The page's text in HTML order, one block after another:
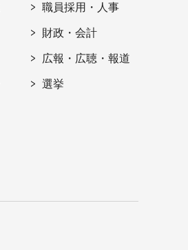
職員採用・人事
財政・会計
広報・広聴・報道
選挙